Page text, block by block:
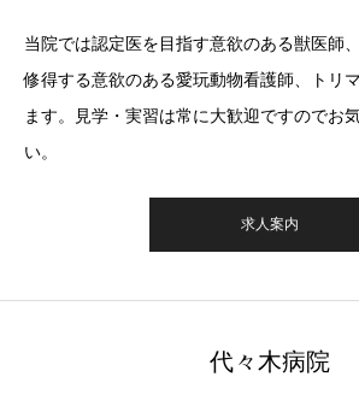
当院では認定医を目指す意欲のある獣医師
修得する意欲のある愛玩動物看護師、トリ
ます。見学・実習は常に大歓迎ですのでお
い。
求人案内
代々木病院